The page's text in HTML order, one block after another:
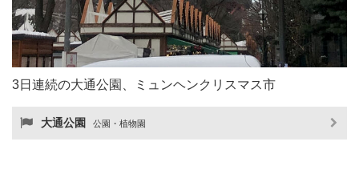
3日連続の大通公園、ミュンヘンクリスマス市
大通公園 公園・植物園